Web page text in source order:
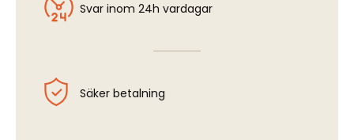
Svar inom 24h vardagar
Säker betalning